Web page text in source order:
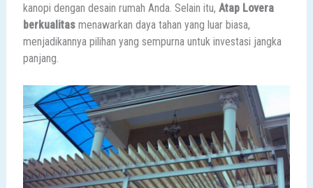
kanopi dengan desain rumah Anda. Selain itu, Atap Lovera
berkualitasmenawarkan daya tahan yang luar biasa,
menjadikannya pilihan yang sempurna untuk investasi jangka
panjang.